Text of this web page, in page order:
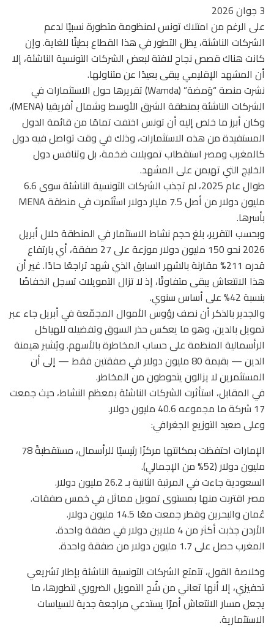
3 جوان 2026
على الرغم من امتلاك تونس لمنظومة متطورة نسبيًا لدعم
الشركات الناشئة، يظل التطور في هذا القطاع بطيئًا للغاية. وإن
كانت هناك قصص نجاح لافتة لبعض الشركات التونسية الناشئة، إلا
أن المشهد الإقليمي يبقى بعيدًا عن متناولها.
نشرت منصة “وَمضة” (Wamda) تقريرها حول الاستثمارات في
الشركات الناشئة بمنطقة الشرق الأوسط وشمال أفريقيا (MENA)،
وكان أبرز ما خلص إليه أن تونس اختفت تمامًا من قائمة الدول
المستفيدة من هذه الاستثمارات، وذلك في وقت تواصل فيه دول
كالمغرب ومصر استقطاب تمويلات ضخمة، بل وتنافس دول
الخليج التي تهيمن على المشهد.
طوال عام 2025، لم تجذب الشركات التونسية الناشئة سوى 6.6
مليون دولار من أصل 7.5 مليار دولار استُثمرت في منطقة MENA
بأسرها.
وبحسب التقرير، بلغ حجم نشاط الاستثمار في المنطقة خلال أبريل
2026 نحو 150 مليون دولار موزعة على 27 صفقة، أي بارتفاع
قدره 211% مقارنة بالشهر السابق الذي شهد تراجعًا حادًا. غير أن
هذا الانتعاش يبقى متفاوتًا، إذ لا تزال التمويلات تسجل انخفاضًا
بنسبة 42% على أساس سنوي.
والجدير بالذكر أن نصف رؤوس الأموال المجمّعة في أبريل جاء عبر
تمويل بالدين، وهو ما يعكس حذر السوق وتفضيله للهياكل
الرأسمالية المنظمة على حساب المخاطرة بالأسهم. ويُشير هيمنة
الدين — بقيمة 80 مليون دولار في صفقتين فقط — إلى أن
المستثمرين لا يزالون يتحوطون من المخاطر.
في المقابل، استأثرت الشركات الناشئة بمعظم النشاط، حيث جمعت
17 شركة ما مجموعه 40.6 مليون دولار.
وعلى صعيد التوزيع الجغرافي:
الإمارات احتفظت بمكانتها مركزًا رئيسيًا للرأسمال، مستقطبةً 78
مليون دولار (52% من الإجمالي).
السعودية جاءت في المرتبة الثانية بـ 26.2 مليون دولار.
مصر اقتربت منها بمستوى تمويل مماثل في خمس صفقات.
عُمان والبحرين وقطر جمعت معًا 14.5 مليون دولار.
الأردن جذبت أكثر من 4 ملايين دولار في صفقة واحدة.
المغرب حصل على 1.7 مليون دولار من صفقة واحدة.
وخلاصة القول، تتمتع الشركات التونسية الناشئة بإطار تشريعي
تحفيزي، إلا أنها تعاني من شُح التمويل الضروري لتطورها، ما
يجعل مسار الانتعاش أمرًا يستدعي مراجعة جدية للسياسات
الاستثمارية.